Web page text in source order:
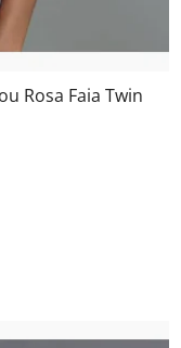
Rosa Faia Twin